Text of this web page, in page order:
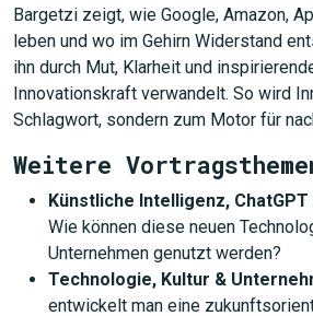
Bargetzi zeigt, wie Google, Amazon,
leben und wo im Gehirn Widerstand
ihn durch Mut, Klarheit und
Innovationskraft verwandelt. So wird
Schlagwort, sondern zum Motor für
Weitere
Künstliche Intelligenz,
Wie können diese neuen
Unternehmen genutzt werden?
Technologie, Kultur &
entwickelt man eine